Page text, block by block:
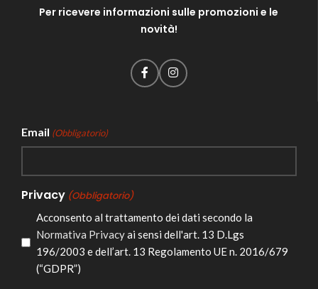
Per ricevere informazioni sulle promozioni e le
novità!
Email (Obbligatorio)
Privacy (Obbligatorio)
Acconsento al trattamento dei dati secondo la
Normativa Privacyai sensi dell'art. 13 D.Lgs
196/2003 e dell’art. 13 Regolamento UE n. 2016/679
(“GDPR”)